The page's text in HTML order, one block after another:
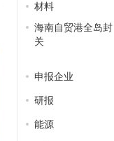
材料
海南自贸港全岛封
关
申报企业
研报
能源